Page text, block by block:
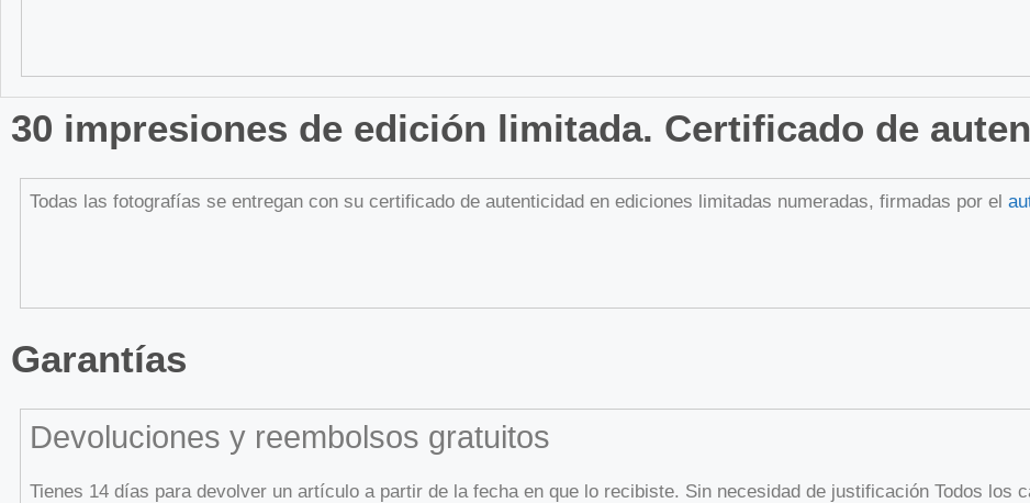
30 impresiones de edición limitada. Certificado de
Todas las fotografías se entregan con su certificado de autenticidad en ediciones limitadas numeradas, firmadas por el
Garantías
Devoluciones y reembolsos gratuitos
Tienes 14 días para devolver un artículo a partir de la fecha en que lo recibiste. Sin necesidad de justificación Todos los